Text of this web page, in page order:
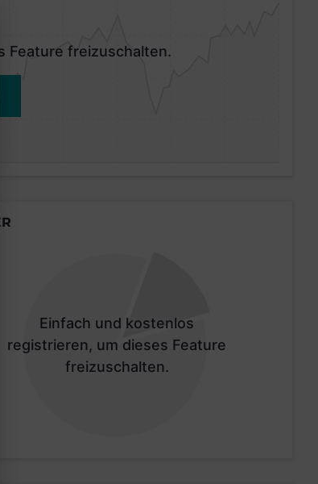
Feature freizuschalten.
Einfach und kostenlos
registrieren, um dieses Feature
freizuschalten.